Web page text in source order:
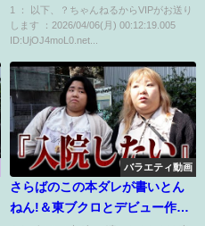
ｗｗｗ
1 ： 以下、？ちゃんねるからVIPがお送り
します ：2026/04/06(月) 00:12:19.005
ID:UjOJ4moL0.net...
バラエティ動画
さらばのこの本ダレが書いとん
ねん!＆東ブクロとデビュー作